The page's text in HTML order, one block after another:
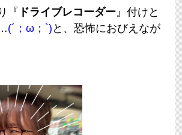
『 ドライブレコーダー』付けと
(´；ω；`) と、恐怖におびえなが